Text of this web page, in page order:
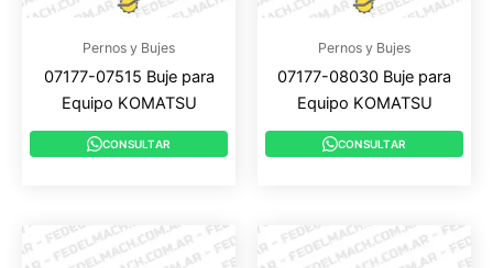
Pernos y Bujes
07177-07515 Buje para
Equipo KOMATSU
CONSULTAR
Pernos y Bujes
07177-08030 Buje para
Equipo KOMATSU
CONSULTAR